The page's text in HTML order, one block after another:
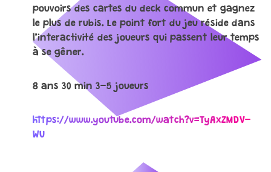
pouvoirs des cartes du deck commun et gagnez
le plus de rubis. Le point fort du jeu réside dans
l’interactivité des joueurs qui passent leur temps
à se gêner.
8 ans 30 min 3-5 joueurs
https://www.youtube.com/watch?v=TyAxZMDV-
WU